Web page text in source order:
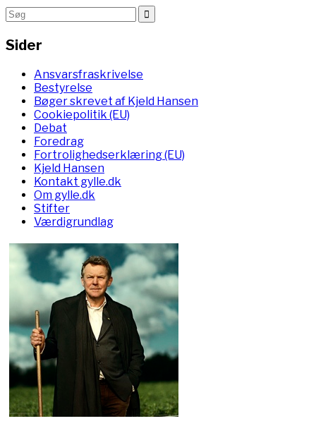
Sider
Ansvarsfraskrivelse
Bestyrelse
Bøger skrevet af Kjeld Hansen
Cookiepolitik (EU)
Debat
Foredrag
Fortrolighedserklæring (EU)
Kjeld Hansen
Kontakt gylle.dk
Om gylle.dk
Stifter
Værdigrundlag